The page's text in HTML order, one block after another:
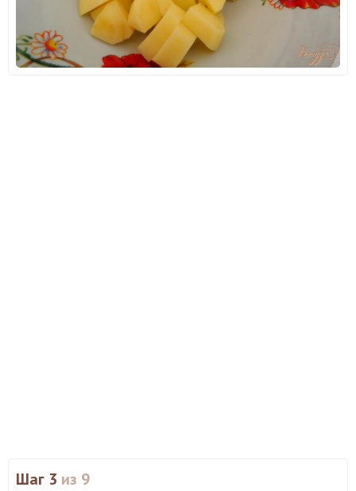
Шаг 3 из 9